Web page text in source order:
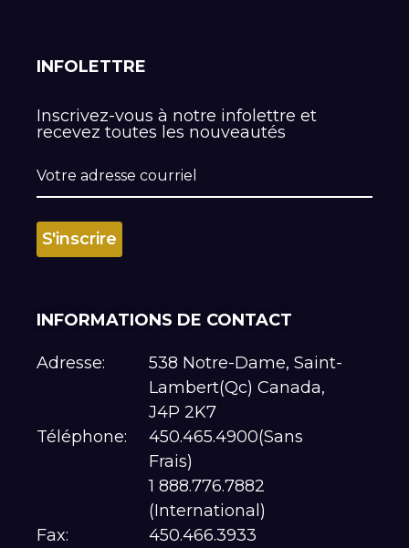
INFOLETTRE
Inscrivez-vous à notre infolettre et
recevez toutes les nouveautés
INFORMATIONS DE CONTACT
Adresse:
538 Notre-Dame, Saint-
Lambert(Qc) Canada,
J4P 2K7
Téléphone:
450.465.4900(Sans
Frais)
1 888.776.7882
(International)
Fax:
450.466.3933